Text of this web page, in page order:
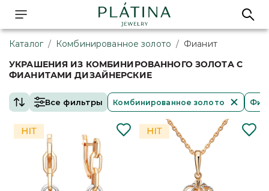
Каталог / Комбинированное золото / Фианит
УКРАШЕНИЯ ИЗ КОМБИНИРОВАННОГО ЗОЛОТА С
ФИАНИТАМИ ДИЗАЙНЕРСКИЕ
Все фильтры Комбинированное золото